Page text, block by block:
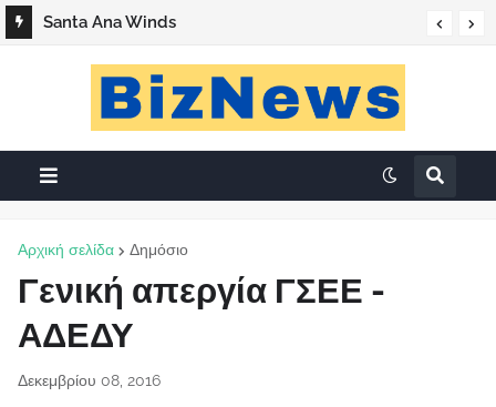
Santa Ana Winds
Αρχική σελίδα Δημόσιο
Γενική απεργία ΓΣΕΕ -
ΑΔΕΔΥ
Δεκεμβρίου 08, 2016